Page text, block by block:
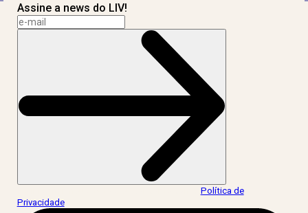
Assine a news do LIV!
Política de
Privacidade.